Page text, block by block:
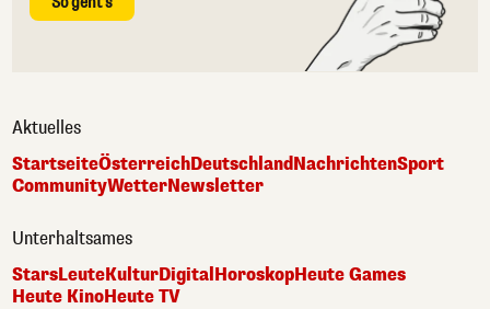
Aktuelles
StartseiteÖsterreichDeutschlandNachrichtenSport
CommunityWetterNewsletter
Unterhaltsames
StarsLeuteKulturDigital HoroskopHeute Games
Heute KinoHeute TV